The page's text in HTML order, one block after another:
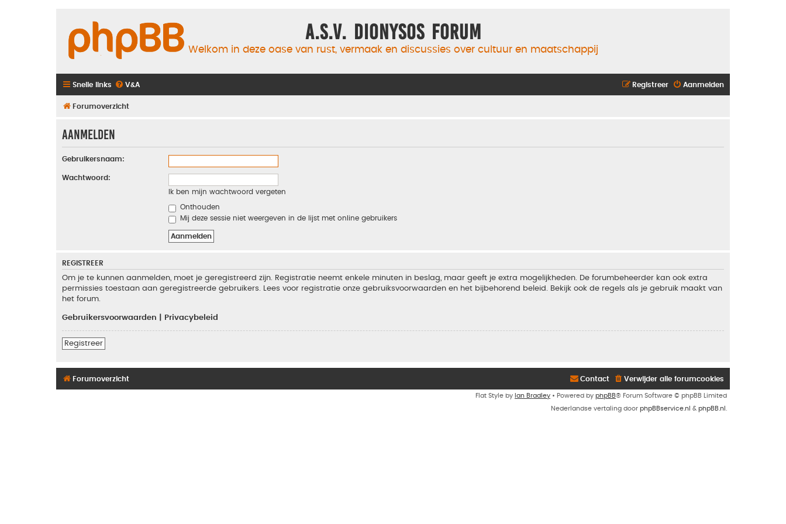
A.S.V. Dionysos Forum
Welkom in deze oase van rust, vermaak en discussies over cultuur en maatschappij
Snelle links V&A Aanmelden
Registreer
Forumoverzicht
Aanmelden
Gebruikersnaam:
Wachtwoord:
Ik ben mijn wachtwoord vergeten
Onthouden
Mij deze sessie niet weergeven in de lijst met online gebruikers
REGISTREER
Om je te kunnen aanmelden, moet je geregistreerd zijn. Registratie neemt enkele minuten in beslag, maar geeft je extra mogelijkheden. De forumbeheerder kan ook extra
permissies toestaan aan geregistreerde gebruikers. Lees voor registratie onze gebruiksvoorwaarden en het bijbehorend beleid. Bekijk ook de regels als je gebruik maakt van
het forum.
Gebruikersvoorwaarden Privacybeleid
Registreer
Forumoverzicht Verwijder alle forumcookies
Contact
Flat Style by Ian Bradley • Powered by phpBB® Forum Software © phpBB Limited
Nederlandse vertaling door phpBBservice.nl & phpBB.nl